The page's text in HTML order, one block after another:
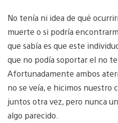
No tenía ni idea de qué
muerte o si podría
que sabía es que este
que no podía soportar el no
Afortunadamente ambos
no se veía, e hicimos nuestro
juntos otra vez, pero nunca
algo parecido.